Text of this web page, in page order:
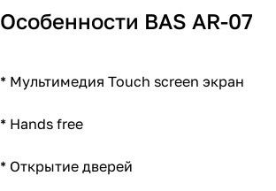
Особенности BAS AR-07
* Мультимедия Touch screen экран
* Hands free
* Открытие дверей